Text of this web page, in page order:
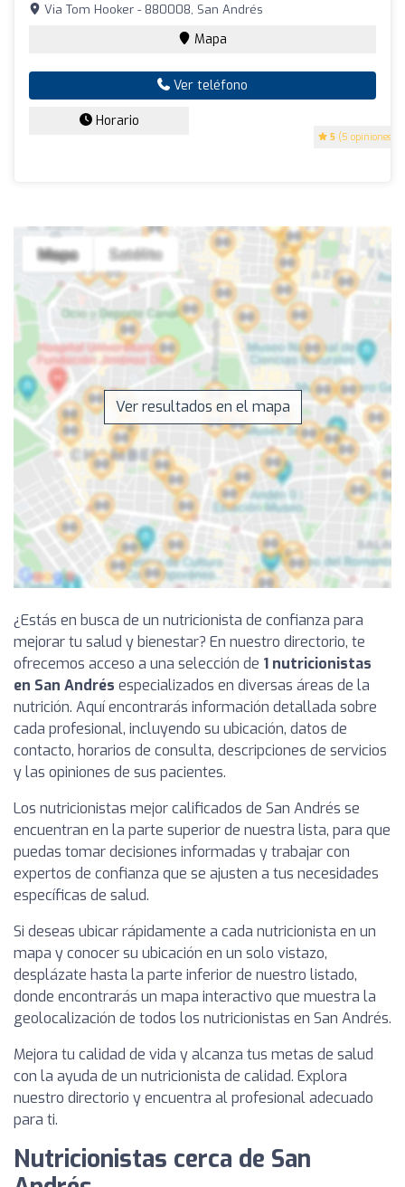
5 (5 opiniones)
Via Tom Hooker - 880008, San Andrés
Mapa
Ver teléfono
Horario
Ver resultados en el mapa
¿Estás en busca de un nutricionista de confianza para
mejorar tu salud y bienestar? En nuestro directorio, te
ofrecemos acceso a una selección de 1 nutricionistas
en San Andrés especializados en diversas áreas de la
nutrición. Aquí encontrarás información detallada sobre
cada profesional, incluyendo su ubicación, datos de
contacto, horarios de consulta, descripciones de servicios
y las opiniones de sus pacientes.
Los nutricionistas mejor calificados de San Andrés se
encuentran en la parte superior de nuestra lista, para que
puedas tomar decisiones informadas y trabajar con
expertos de confianza que se ajusten a tus necesidades
específicas de salud.
Si deseas ubicar rápidamente a cada nutricionista en un
mapa y conocer su ubicación en un solo vistazo,
desplázate hasta la parte inferior de nuestro listado,
donde encontrarás un mapa interactivo que muestra la
geolocalización de todos los nutricionistas en San Andrés.
Mejora tu calidad de vida y alcanza tus metas de salud
con la ayuda de un nutricionista de calidad. Explora
nuestro directorio y encuentra al profesional adecuado
para ti.
Nutricionistas cerca de San